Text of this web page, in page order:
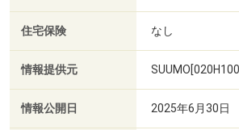
住宅保険 なし
情報提供元
情報公開日 2025年6月30日